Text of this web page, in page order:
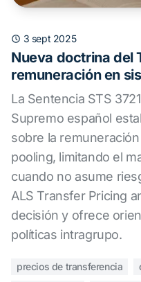
3 sept 2025
Nueva doctrina del
remuneración en
La Sentencia STS
Supremo español
sobre la
pooling, limitando el
cuando no asume
ALS Transfer Pricing
decisión y ofrece
políticas intragrupo.
precios de transferencia